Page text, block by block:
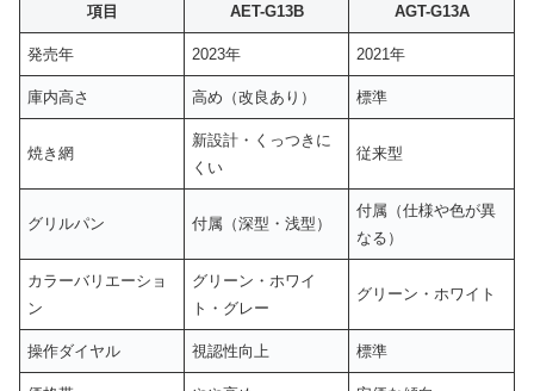
項目 AET-G13B AGT-G13A
発売年 2023年 2021年
庫内高さ 高め（改良あり） 標準
焼き網
新設計・くっつきに
くい
従来型
グリルパン 付属（深型・浅型）
付属（仕様や色が異
なる）
カラーバリエーショ
ン
グリーン・ホワイ
ト・グレー
グリーン・ホワイト
操作ダイヤル 視認性向上 標準